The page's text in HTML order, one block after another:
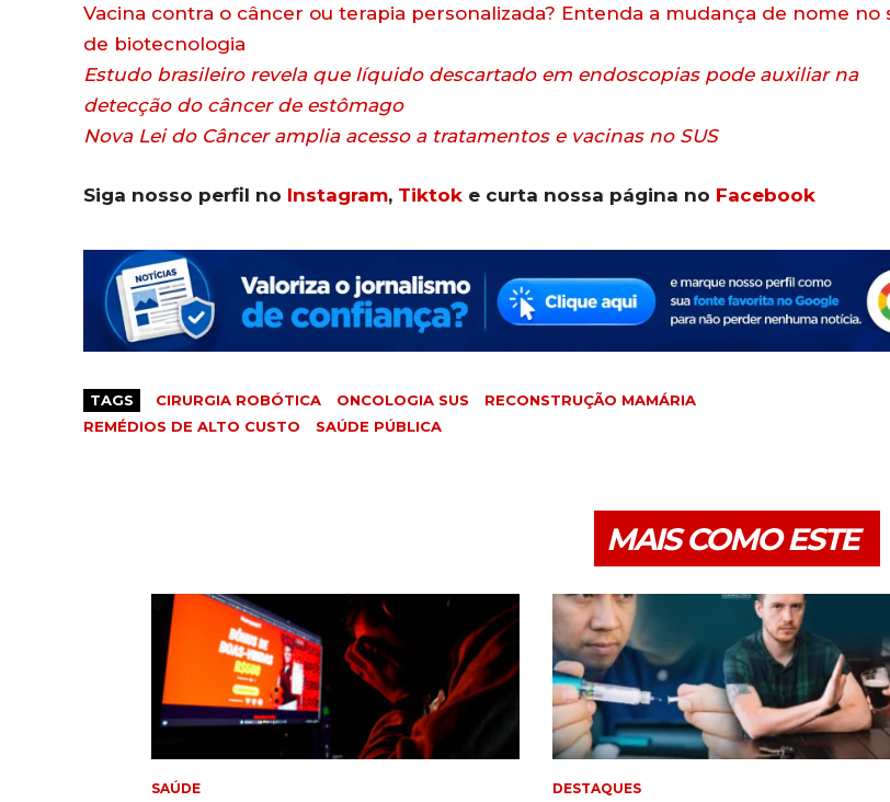
Vacina contra o câncer ou terapia personalizada? Entenda a mudança de nome no
de biotecnologia
Estudo brasileiro revela que líquido descartado em endoscopias pode auxiliar na
detecção do câncer de estômago
Nova Lei do Câncer amplia acesso a tratamentos e vacinas no SUS
Siga nosso perfil no Instagram, Tiktok e curta nossa página no Facebook
TAGS CIRURGIA ROBÓTICA ONCOLOGIA SUS
RECONSTRUÇÃO MAMÁRIA
REMÉDIOS DE ALTO CUSTO
SAÚDE PÚBLICA
MAIS COMO ESTE
SAÚDE DESTAQUES